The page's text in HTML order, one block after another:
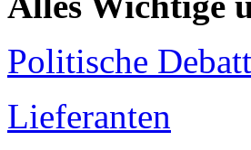
Politische
Lieferanten